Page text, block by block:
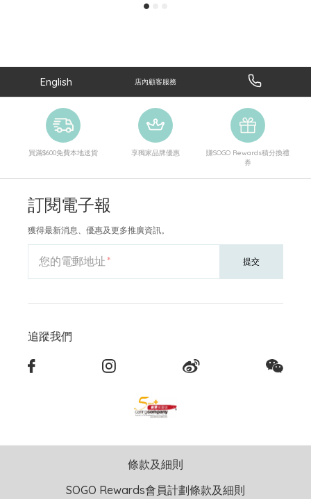
English 店內顧客服務
買滿$600免費本地送貨 享獨家品牌優惠
賺SOGO Rewards積分換禮
券
訂閱電子報
獲得最新消息、優惠及更多推廣資訊。
您的電郵地址 提交
追蹤我們
條款及細則
SOGO Rewards會員計劃條款及細則